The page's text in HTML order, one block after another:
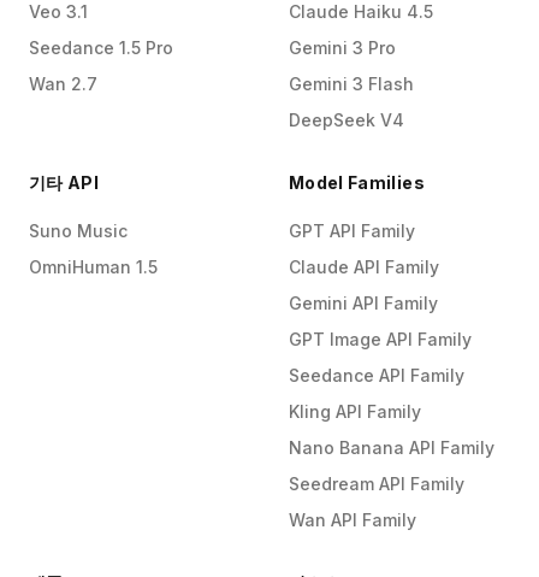
Veo 3.1
Seedance 1.5 Pro
Wan 2.7
Claude Haiku 4.5
Gemini 3 Pro
Gemini 3 Flash
DeepSeek V4
기타 API
Suno Music
OmniHuman 1.5
Model Families
GPT API Family
Claude API Family
Gemini API Family
GPT Image API Family
Seedance API Family
Kling API Family
Nano Banana API Family
Seedream API Family
Wan API Family